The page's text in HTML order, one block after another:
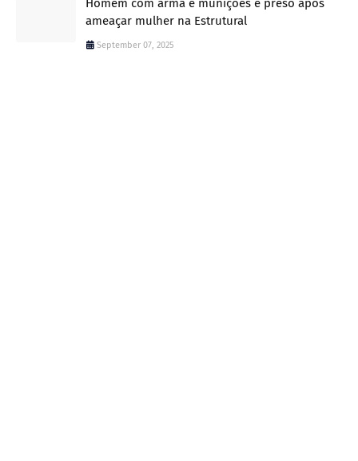
Homem com arma e munições é preso após
ameaçar mulher na Estrutural
September 07, 2025